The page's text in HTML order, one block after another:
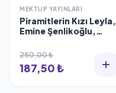
MEKTUP YAYINLARI
Piramitlerin Kızı Leyla,
Emine Şenlikoğlu,
250,00 ₺
187,50 ₺